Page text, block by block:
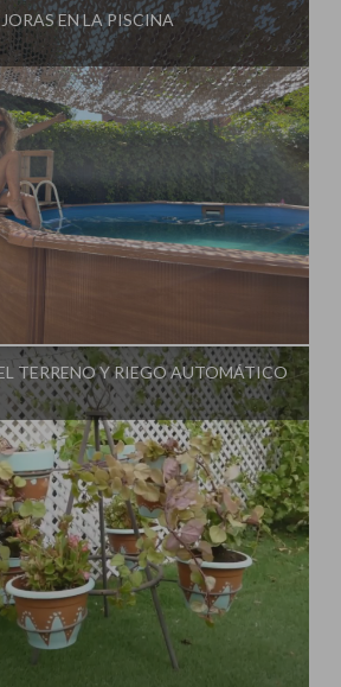
EN LA PISCINA
TERRENO Y RIEGO AUTOMÁTICO